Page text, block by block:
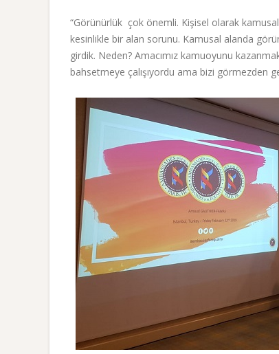
“Görünürlük çok önemli. Kişisel olarak
kesinlikle bir alan sorunu. Kamusal alanda
girdik. Neden? Amacımız kamuoyunu
bahsetmeye çalışıyordu ama bizi görmezden